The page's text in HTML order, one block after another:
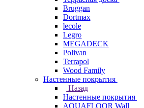
Bruggan
Dortmax
lecole
Legro
MEGADECK
Polivan
Terrapol
Wood Family
Настенные покрытия
Назад
Настенные покрытия
AQUAFLOOR Wall